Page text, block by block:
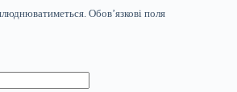
Обов’язкові поля